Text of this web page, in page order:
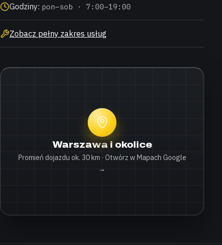
Godziny: pon–sob · 7:00–19:00
Zobacz pełny zakres usług
Warszawa i okolice
Promień dojazdu ok. 30 km · Otwórz w Mapach Google
→